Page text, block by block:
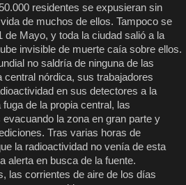
residentes se expusieran sin
de muchos de ellos. Tampoco se
Mayo, y toda la ciudad salió a la
invisible de muerte caía sobre ellos.
no saldría de ninguna de las
nórdica, sus trabajadores
en sus detectores a la
de la propia central, las
la zona en gran parte y
Tras varias horas de
la radioactividad no venía de esta
alerta en busca de la fuente.
las corrientes de aire de los días